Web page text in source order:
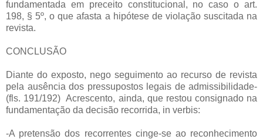
fundamentada em preceito constitucional, no caso o art.
198, § 5º, o que afasta a hipótese de violação suscitada na
revista.
CONCLUSÃO
Diante do exposto, nego seguimento ao recurso de revista
pela ausência dos pressupostos legais de admissibilidade-
(fls. 191/192) Acrescento, ainda, que restou consignado na
fundamentação da decisão recorrida, in verbis:
-A pretensão dos recorrentes cinge-se ao reconhecimento